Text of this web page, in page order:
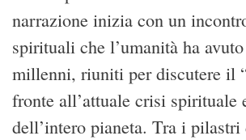
narrazione inizia con un
spirituali che l’umanità ha
millenni, riuniti per discutere il
fronte all’attuale crisi spirituale
dell’intero pianeta. Tra i